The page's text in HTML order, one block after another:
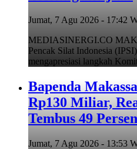
Jumat, 7 Agu 2026 - 17:42
MEDIASINERGI.CO
Pencak Silat Indonesia
mengapresiasi langkah
Bapenda
Rp130 Miliar,
Tembus 49 Persen
Jumat, 7 Agu 2026 - 13:53